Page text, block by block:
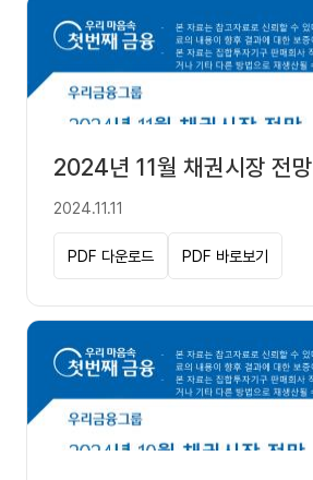
2024년 11월 채권시장 전망
2024.11.11
PDF 다운로드 PDF 바로보기